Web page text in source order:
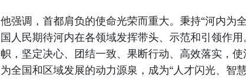
他强调，首都肩负的使命光荣而重大。秉持“河内为
国人民期待河内在各领域发挥带头、示范和引领作
帜，坚定决心、团结一致、果断行动、高效落实，
为全国和区域发展的动力源泉，成为“人才闪光、智